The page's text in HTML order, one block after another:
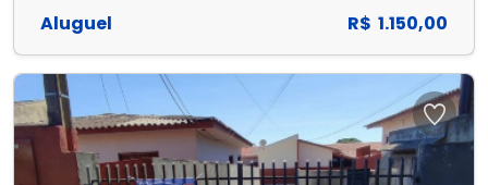
Aluguel R$ 1.150,00